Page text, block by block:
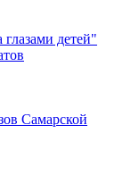
детей"
Самарской